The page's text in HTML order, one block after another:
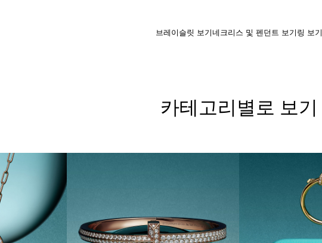
브레이슬릿 보기네크리스 및 펜던트 보기링 보기
카테고리별로 보기